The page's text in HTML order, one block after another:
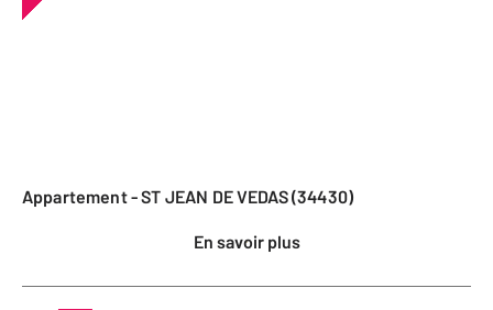
Appartement - ST JEAN DE VEDAS (34430)
En savoir plus